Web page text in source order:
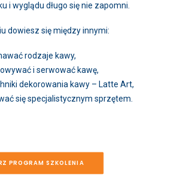
i wyglądu długo się nie zapomni.
dowiesz się między innymi:
rodzaje kawy,
i serwować kawę,
dekorowania kawy – Latte Art,
się specjalistycznym sprzętem.
PROGRAM SZKOLENIA